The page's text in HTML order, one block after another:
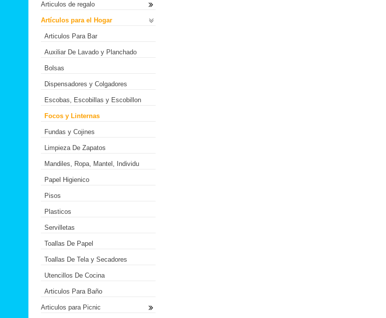
Articulos de regalo
Artículos para el Hogar
Articulos Para Bar
Auxiliar De Lavado y Planchado
Bolsas
Dispensadores y Colgadores
Escobas, Escobillas y Escobillon
Focos y Linternas
Fundas y Cojines
Limpieza De Zapatos
Mandiles, Ropa, Mantel, Individu
Papel Higienico
Pisos
Plasticos
Servilletas
Toallas De Papel
Toallas De Tela y Secadores
Utencillos De Cocina
Articulos Para Baño
Articulos para Picnic